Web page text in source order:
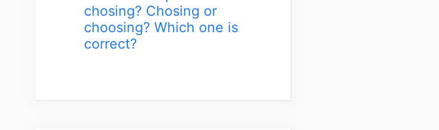
chosing? Chosing or
choosing? Which one is
correct?